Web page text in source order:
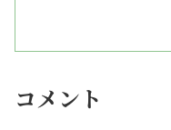
コメント